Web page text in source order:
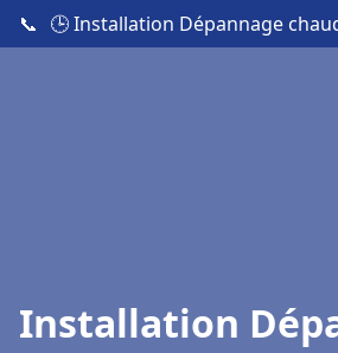
📞 🕒 Installation Dépannage
Installation